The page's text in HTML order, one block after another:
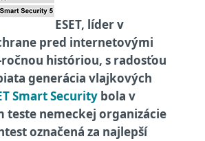
ESET, líder v
pred internetovými
históriou, s radosťou
generácia vlajkových
Smart Security bola v
teste nemeckej organizácie
označená za najlepší